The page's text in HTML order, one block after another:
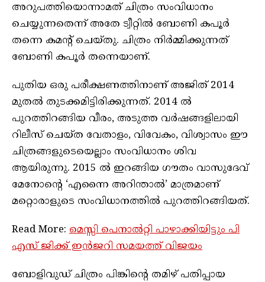
അറുപത്തിയൊന്നാമത് ചിത്രം സംവിധാനം
ചെയ്യുന്നതെന്ന് അതേ ട്വീറ്റില്‍ ബോണി കപൂര്‍
തന്നെ കമന്‍റ് ചെയ്തു. ചിത്രം നിര്‍മ്മിക്കുന്നത്
ബോണി കപൂര്‍ തന്നെയാണ്.
പുതിയ ഒരു പരീക്ഷണത്തിനാണ് അജിത് 2014
മുതൽ തുടക്കമിട്ടിരിക്കുന്നത്. 2014 ൽ
പുറത്തിറങ്ങിയ വീരം, അടുത്ത വർഷങ്ങളിലായി
റിലീസ് ചെയ്ത വേതാളം, വിവേകം, വിശ്വാസം ഈ
ചിത്രങ്ങളുടെയെല്ലാം സംവിധാനം ശിവ
ആയിരുന്നു. 2015 ൽ ഇറങ്ങിയ ഗൗതം വാസുദേവ്
മേനോന്‍റെ ‘എന്നൈ അറിന്താൽ’ മാത്രമാണ്
മറ്റൊരാളുടെ സംവിധാനത്തിൽ പുറത്തിറങ്ങിയത്.
Read More: മെസ്സി പെനാൽറ്റി പാഴാക്കിയിട്ടും പി
എസ് ജിക്ക് ഇൻജറി സമയത്ത് വിജയം
ബോളിവുഡ് ചിത്രം പിങ്കിന്റെ തമിഴ് പതിപ്പായ